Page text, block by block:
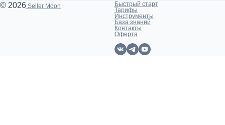
© 2026 Seller Moon
Быстрый старт
Тарифы
Инструменты
База знаний
Контакты
Оферта